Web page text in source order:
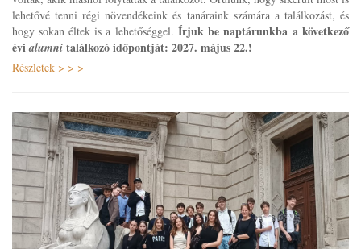
lehetővé tenni régi növendékeink és tanáraink számára a találkozást, és
hogy sokan éltek is a lehetőséggel. Írjuk be naptárunkba a következő
évialumni találkozó időpontját: 2027. május 22.!
Részletek > > >